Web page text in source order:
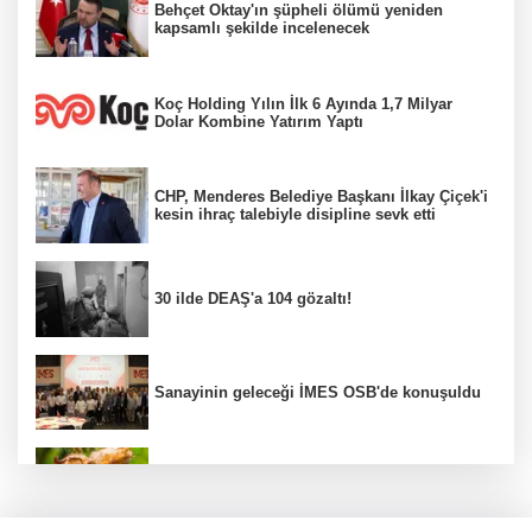
Behçet Oktay'ın şüpheli ölümü yeniden
kapsamlı şekilde incelenecek
Koç Holding Yılın İlk 6 Ayında 1,7 Milyar
Dolar Kombine Yatırım Yaptı
CHP, Menderes Belediye Başkanı İlkay Çiçek'i
kesin ihraç talebiyle disipline sevk etti
30 ilde DEAŞ'a 104 gözaltı!
Sanayinin geleceği İMES OSB'de konuşuldu